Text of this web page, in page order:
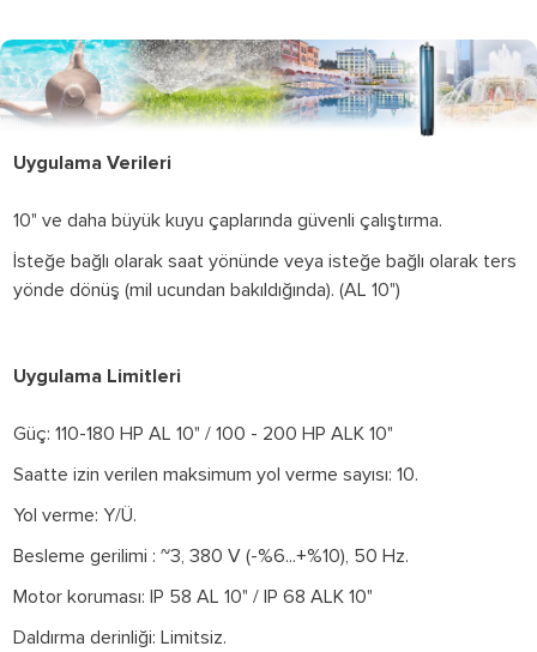
Uygulama Verileri
10" ve daha büyük kuyu çaplarında güvenli çalıştırma.
İsteğe bağlı olarak saat yönünde veya isteğe bağlı olarak ters
yönde dönüş (mil ucundan bakıldığında). (AL 10")
Uygulama Limitleri
Güç: 110-180 HP AL 10" / 100 - 200 HP ALK 10"
Saatte izin verilen maksimum yol verme sayısı: 10.
Yol verme: Y/Ü.
Besleme gerilimi : ~3, 380 V (-%6...+%10), 50 Hz.
Motor koruması: IP 58 AL 10" / IP 68 ALK 10"
Daldırma derinliği: Limitsiz.